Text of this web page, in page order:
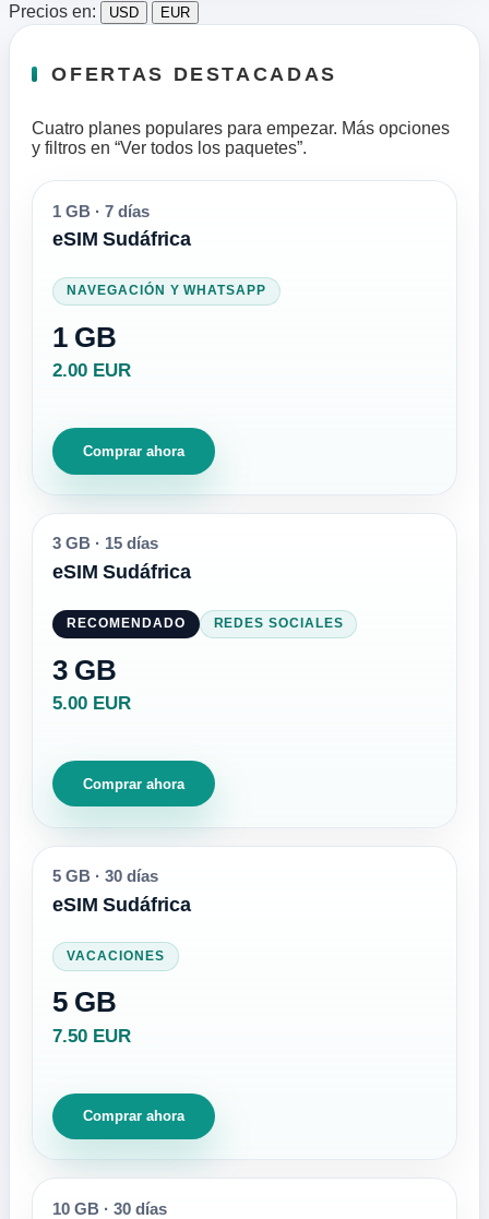
Precios en: USD EUR
OFERTAS DESTACADAS
Cuatro planes populares para empezar. Más opciones
y filtros en “Ver todos los paquetes”.
1 GB · 7 días
eSIM Sudáfrica
NAVEGACIÓN Y WHATSAPP
1 GB
2.00 EUR
Comprar ahora
3 GB · 15 días
eSIM Sudáfrica
RECOMENDADO REDES SOCIALES
3 GB
5.00 EUR
Comprar ahora
5 GB · 30 días
eSIM Sudáfrica
VACACIONES
5 GB
7.50 EUR
Comprar ahora
10 GB · 30 días